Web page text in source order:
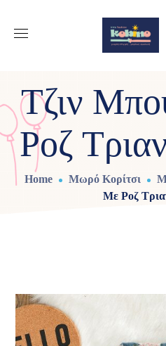
Τζιν
Ροζ
Home Μωρό Κορίτσι
Με Ροζ